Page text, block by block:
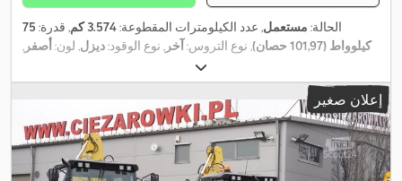
الحالة: مستعمل, عدد الكيلومترات المقطوعة:3.574 كم , قدرة: 75
كيلوواط (101,97 حصان)
, نوع التروس:آخر , نوع الوقود:ديزل, لون: أصفر ,
الوزن التشغيلي:
التسجيل الأول:09/2020, فئة الانبعاثات:لا شيء, تعليق:آخر, ساعات
, كابينة السائق:آخر , السرعة القصوى:40 كم/س
ديزل, معدات:تكييف الهواء, مرشح السخام ,
إعلان صغير